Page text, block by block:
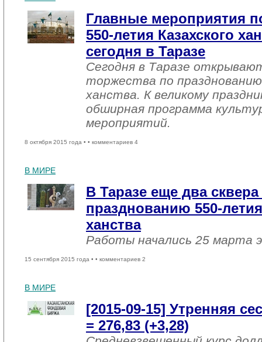
Главные мероприятия
550-летия Казахского
сегодня в Таразе
Сегодня в Таразе
торжества по
ханства. К великому
обширная программа
мероприятий.
8 октября 2015 года • • комментариев 4
В МИРЕ
В Таразе еще два
празднованию 550-
ханства
Работы начались 25 марта
15 сентября 2015 года • • комментариев 2
В МИРЕ
[2015-09-15] Утренняя
= 276,83 (+3,28)